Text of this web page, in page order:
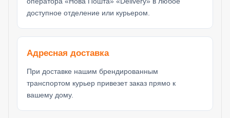
доступное отделение или курьером.
Адресная доставка
При доставке нашим брендированным
транспортом курьер привезет заказ прямо к
вашему дому.